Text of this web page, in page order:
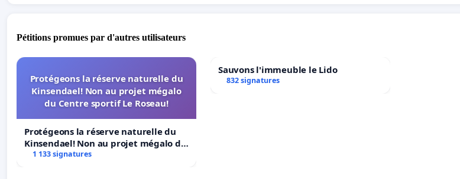
Pétitions promues par d'autres utilisateurs
Protégeons la réserve naturelle du
Kinsendael! Non au projet mégalo
du Centre sportif Le Roseau!
Protégeons la réserve naturelle du
Kinsendael! Non au projet mégalo du
Centre sportif Le Roseau!
1 133 signatures
Sauvons l'immeuble le Lido
832 signatures